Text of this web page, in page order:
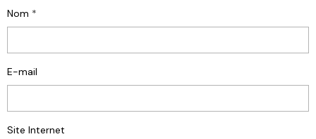
Nom
E-mail
Site Internet